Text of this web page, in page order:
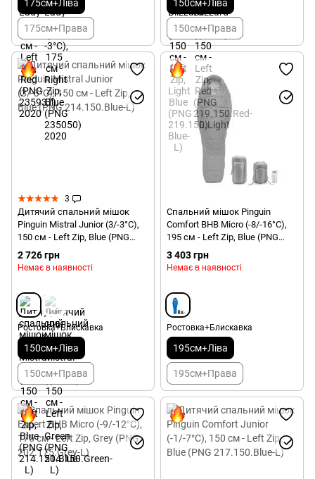
175см+Ліва
175см+Права
150см+Ліва
150см+Права
3
Дитячий спальний мішок
Pinguin Mistral Junior (3/-3°C),
150 см - Left Zip, Blue (PNG
214.150.Blue-L)
2 726 грн
Немає в наявності
Ростовка+Блискавка
150см+Ліва
150см+Права
Спальний мішок Pinguin
Comfort BHB Micro (-8/-16°C),
195 см - Left Zip, Blue (PNG
215762)
3 403 грн
Немає в наявності
Ростовка+Блискавка
195см+Ліва
195см+Права